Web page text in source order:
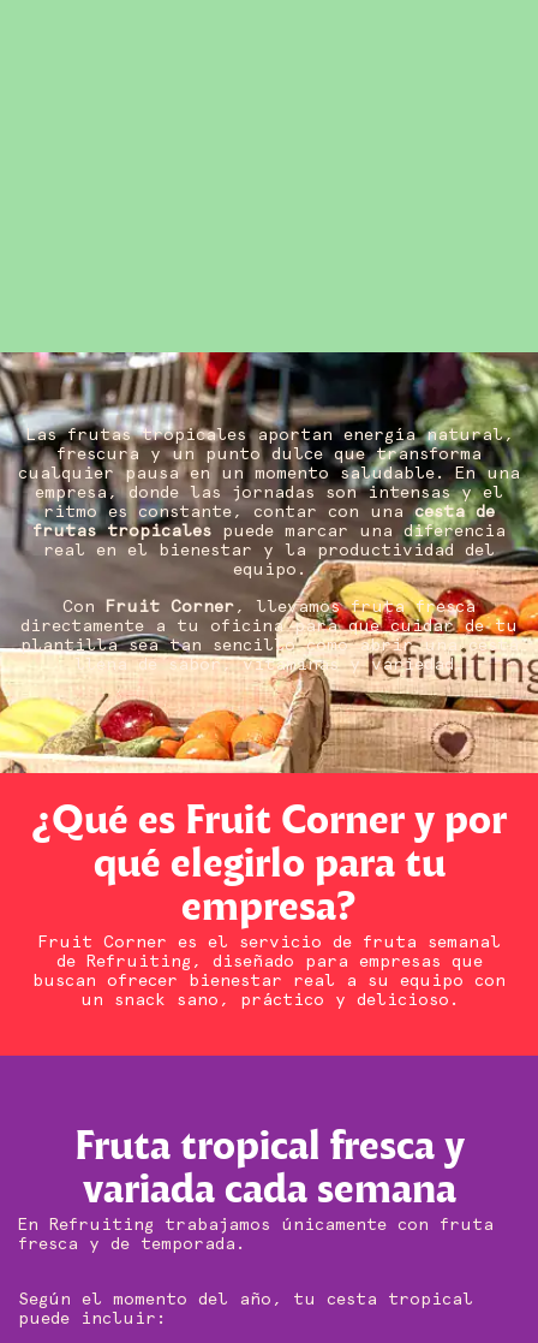
Las frutas tropicales aportan energía natural,
frescura y un punto dulce que transforma
cualquier pausa en un momento saludable. En una
empresa, donde las jornadas son intensas y el
ritmo es constante, contar con unacesta de
frutas tropicales puede marcar una diferencia
real en el bienestar y la productividad del
equipo.
Con Fruit Corner , llevamos fruta fresca
directamente a tu oficina para que cuidar de tu
plantilla sea tan sencillo como abrir una cesta
llena de sabor, vitaminas y variedad.
¿Qué es Fruit Corner y por
qué elegirlo para tu
empresa?
Fruit Corner es el servicio de fruta semanal
de Refruiting, diseñado para empresas que
buscan ofrecer bienestar real a su equipo con
un snack sano, práctico y delicioso.
Fruta tropical fresca y
variada cada semana
En Refruiting trabajamos únicamente con fruta
fresca y de temporada.
Según el momento del año, tu cesta tropical
puede incluir: